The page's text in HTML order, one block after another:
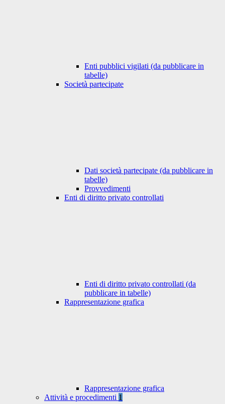
Enti pubblici vigilati (da pubblicare in
tabelle)
Società partecipate
Dati società partecipate (da pubblicare in
tabelle)
Provvedimenti
Enti di diritto privato controllati
Enti di diritto privato controllati (da
pubblicare in tabelle)
Rappresentazione grafica
Rappresentazione grafica
Attività e procedimenti 1